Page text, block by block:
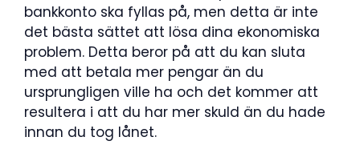
bankkonto ska fyllas på, men detta är inte
det bästa sättet att lösa dina ekonomiska
problem. Detta beror på att du kan sluta
med att betala mer pengar än du
ursprungligen ville ha och det kommer att
resultera i att du har mer skuld än du hade
innan du tog lånet.